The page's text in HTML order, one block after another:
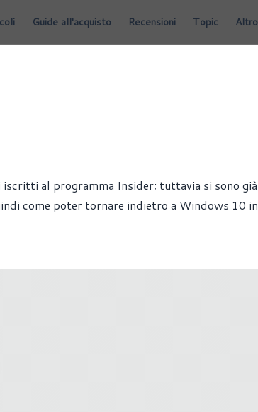
Guide all'acquisto Recensioni Topic Altro
al programma Insider; tuttavia si sono già
come poter tornare indietro a Windows 10